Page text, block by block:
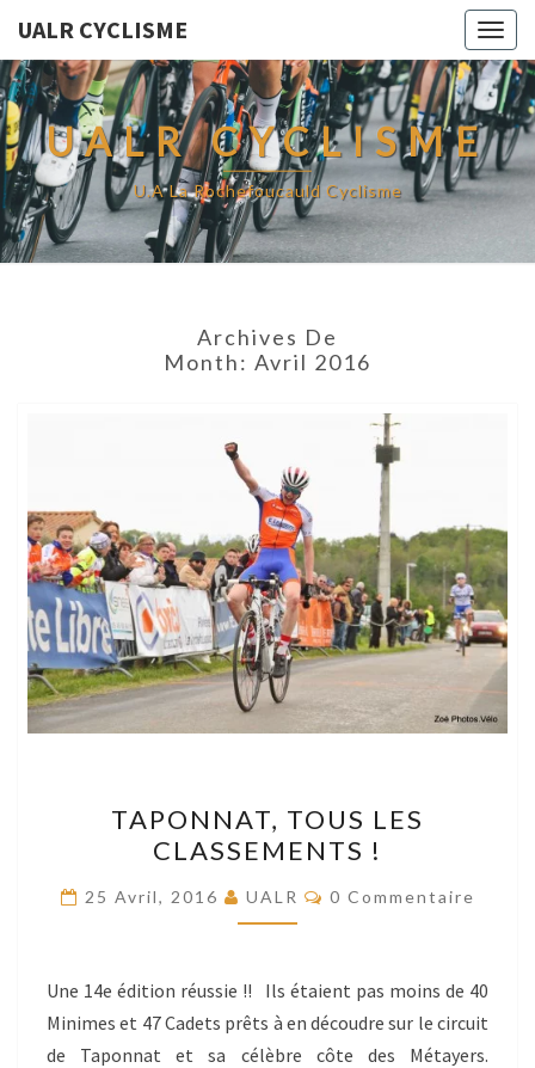
UALR CYCLISME
UALR CYCLISME
U.A La Rochefoucauld Cyclisme
Archives De
Month: Avril 2016
TOUS
LES
CLASSEMENTS
!
TAPONNAT, TOUS LES
CLASSEMENTS !
25 Avril, 2016 UALR Commentaires
0 Commentaire
Une 14e édition réussie !! Ils étaient pas moins de 40
Minimes et 47 Cadets prêts à en découdre sur le circuit
de Taponnat et sa célèbre côte des Métayers.